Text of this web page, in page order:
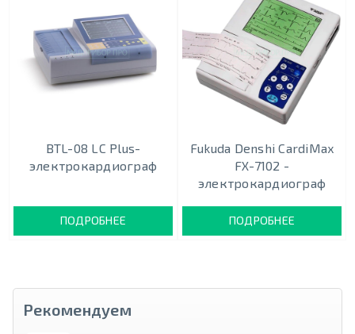
BTL-08 LC Plus-
электрокардиограф
ПОДРОБНЕЕ
Fukuda Denshi CardiMax
FX-7102 -
электрокардиограф
ПОДРОБНЕЕ
Рекомендуем